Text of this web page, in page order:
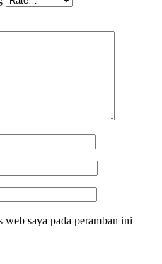
web saya pada peramban ini